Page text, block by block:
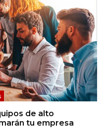
de alto
tu empresa